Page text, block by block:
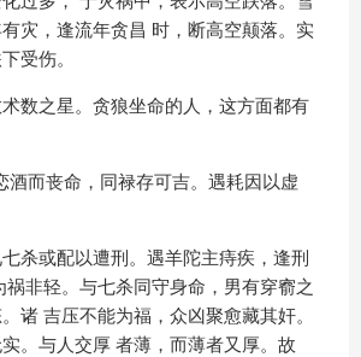
灾，逢流年贪昌 时，断高空颠落。实
受伤。
数之星。贪狼坐命的人，这方面都有
酒而丧命，同禄存可吉。遇耗因以虚
杀或配以遭刑。遇羊陀主痔疾，逢刑
非轻。与七杀同守身命，男有穿窬之
诸 吉压不能为福，众凶聚愈藏其奸。
。与人交厚 者薄，而薄者又厚。故